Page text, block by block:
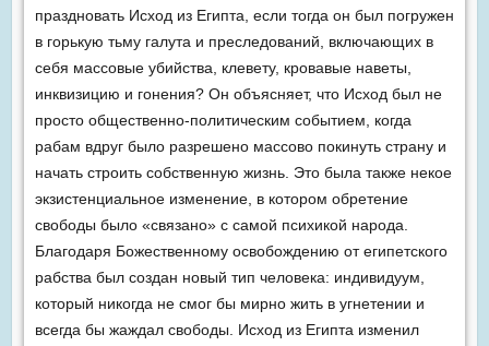
праздновать Исход из Египта, если тогда он был погружен
в горькую тьму галута и преследований, включающих в
себя массовые убийства, клевету, кровавые наветы,
инквизицию и гонения? Он объясняет, что Исход был не
просто общественно-политическим событием, когда
рабам вдруг было разрешено массово покинуть страну и
начать строить собственную жизнь. Это была также некое
экзистенциальное изменение, в котором обретение
свободы было «связано» с самой психикой народа.
Благодаря Божественному освобождению от египетского
рабства был создан новый тип человека: индивидуум,
который никогда не смог бы мирно жить в угнетении и
всегда бы жаждал свободы. Исход из Египта изменил